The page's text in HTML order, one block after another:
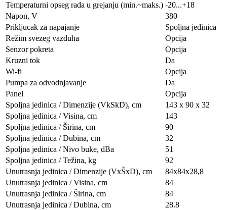
Temperaturni opseg rada u grejanju (min.~maks.) -20...+18
Napon, V
380
Prikljucak za napajanje
Spoljna jedinica
Režim svezeg vazduha
Opcija
Senzor pokreta
Opcija
Kruzni tok
Da
Wi-fi
Opcija
Pumpa za odvodnjavanje
Da
Panel
Opcija
Spoljna jedinica / Dimenzije (VkSkD), сm
143 x 90 x 32
Spoljna jedinica / Visina, сm
143
Spoljna jedinica / Širina, сm
90
Spoljna jedinica / Dubina, сm
32
Spoljna jedinica / Nivo buke, dBa
51
Spoljna jedinica / Težina, kg
92
Unutrasnja jedinica / Dimenzije (VxŠxD), сm
84х84х28,8
Unutrasnja jedinica / Visina, сm
84
Unutrasnja jedinica / Širina, сm
84
Unutrasnja jedinica / Dubina, сm
28.8